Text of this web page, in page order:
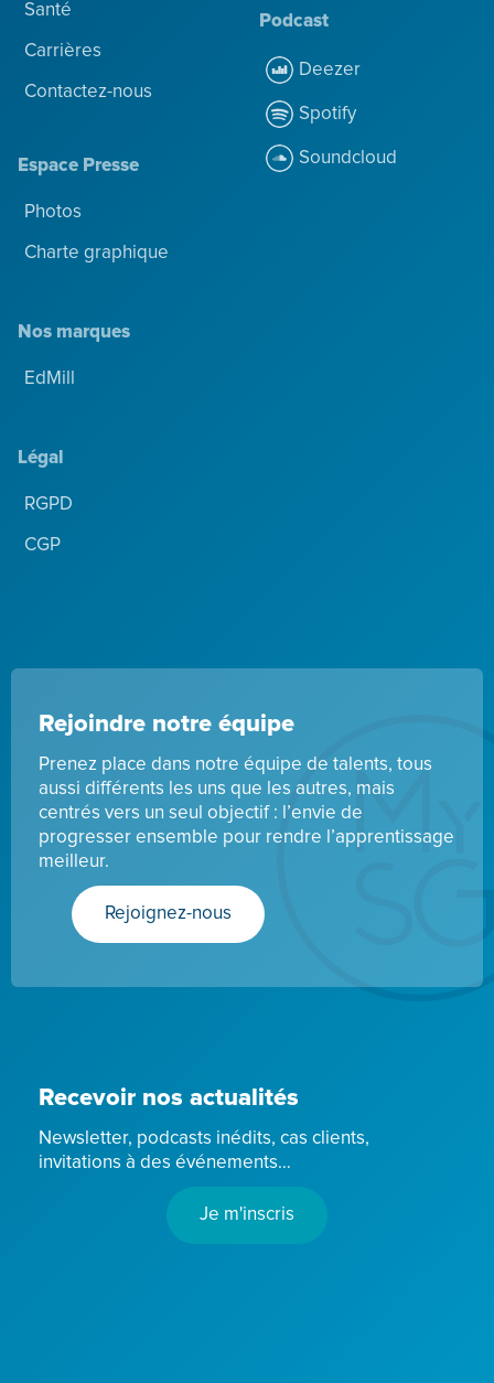
Santé
Carrières
Contactez-nous
Podcast
Deezer
Spotify
Soundcloud
Espace Presse
Photos
Charte graphique
Nos marques
EdMill
Légal
RGPD
CGP
Rejoindre notre équipe
Prenez place dans notre équipe de talents, tous
aussi différents les uns que les autres, mais
centrés vers un seul objectif : l’envie de
progresser ensemble pour rendre l’apprentissage
meilleur.
Rejoignez-nous
Recevoir nos actualités
Newsletter, podcasts inédits, cas clients,
invitations à des événements…
Je m'inscris